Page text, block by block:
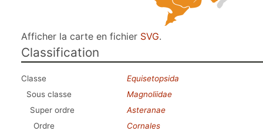
Afficher la carte en fichier SVG.
Classification
Classe
Equisetopsida
Sous classe
Magnoliidae
Super ordre
Asteranae
Ordre
Cornales